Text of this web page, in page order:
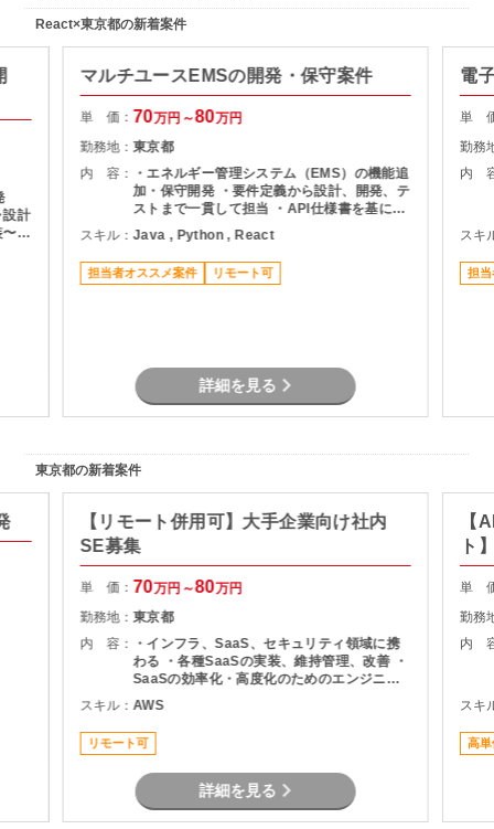
React×東京都の新着案件
設計
リ
マルチユースEMSの開発・保守案件
単 価： 70万円～80万円
勤務地：東京都
内 容：
・エネルギー管理システム（EMS）の機能追
加・保守開発 ・要件定義から設計、開発、テ
ストまで一貫して担当 ・API仕様書を基にし
たDB設計・ロジック設計 ・設計書作成およ
び各種レビュー対応 ・プロジェクト管理支援
（進捗・課題管理、関係者調整） ・品質管理
および開発推進
スキル：Java , Python , React
担当者オススメ案件 リモート可
詳細を見る
電
単
勤務
内
スキ
担当
東京都の新着案件
【リモート併用可】大手企業向け社内
SE募集
単 価： 70万円～80万円
勤務地：東京都
内 容：
・インフラ、SaaS、セキュリティ領域に携
わる ・各種SaaSの実装、維持管理、改善 ・
SaaSの効率化・高度化のためのエンジニア
リング ・SaaSのシステム課題・障害に対す
る対策の計画と実装 ・社内NWやオンプレサ
ーバの運用保守 ・拠点のネットワーク配備担
当
スキル：AWS
リモート可
詳細を見る
【
ト
単
勤務
内
スキ
高単